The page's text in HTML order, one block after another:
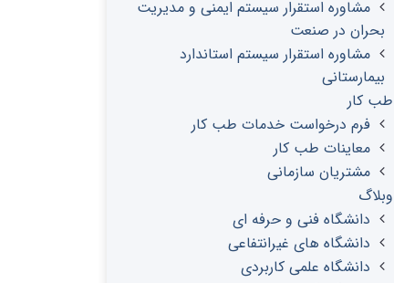
مشاوره استقرار سیستم ایمنی و مدیریت
بحران در صنعت
مشاوره استقرار سیستم استاندارد
بیمارستانی
طب کار
فرم درخواست خدمات طب کار
معاینات طب کار
مشتریان سازمانی
وبلاگ
دانشگاه فنی و حرفه ای
دانشگاه های غیرانتفاعی
دانشگاه علمی کاربردی